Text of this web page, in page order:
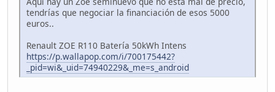
tendrías que negociar la financiación de esos 5000
euros..
Renault ZOE R110 Batería 50kWh Intens
https://p.wallapop.com/i/700175442?
_pid=wi&_uid=74940229&_me=s_android